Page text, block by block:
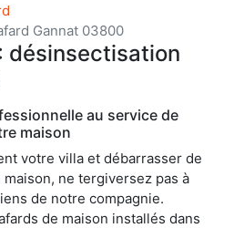
Gannat 03800
désinsectisation
au service de
maison
votre villa et débarrasser de
ne tergiversez pas à
de notre compagnie.
de maison installés dans